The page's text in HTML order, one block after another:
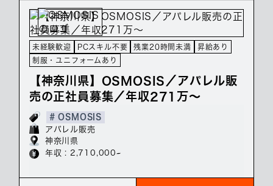
未経験歓迎 PCスキル不要 残業20時間未満
昇給あり
制服・ユニフォームあり
【神奈川県】OSMOSIS／アパレル販
売の正社員募集／年収271万～
# OSMOSIS
アパレル販売
神奈川県
年収 : 2,710,000~